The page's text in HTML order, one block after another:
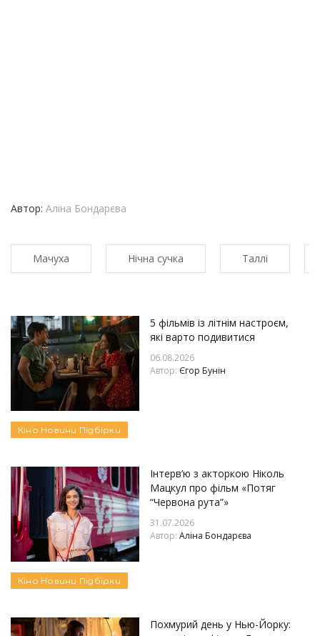
Автор: Аліна Бондарєва
Мачуха Нічна сучка Таллі
5 фільмів із літнім настроєм,
які варто подивитися
06.08.2026
Автор: Єгор Бунін
Кіно Новини Підбірки
Інтерв’ю з акторкою Ніколь
Мацкул про фільм «Потяг
“Червона рута”»
31.07.2026
Автор: Аліна Бондарєва
Кіно Новини Підбірки
Похмурий день у Нью-Йорку: